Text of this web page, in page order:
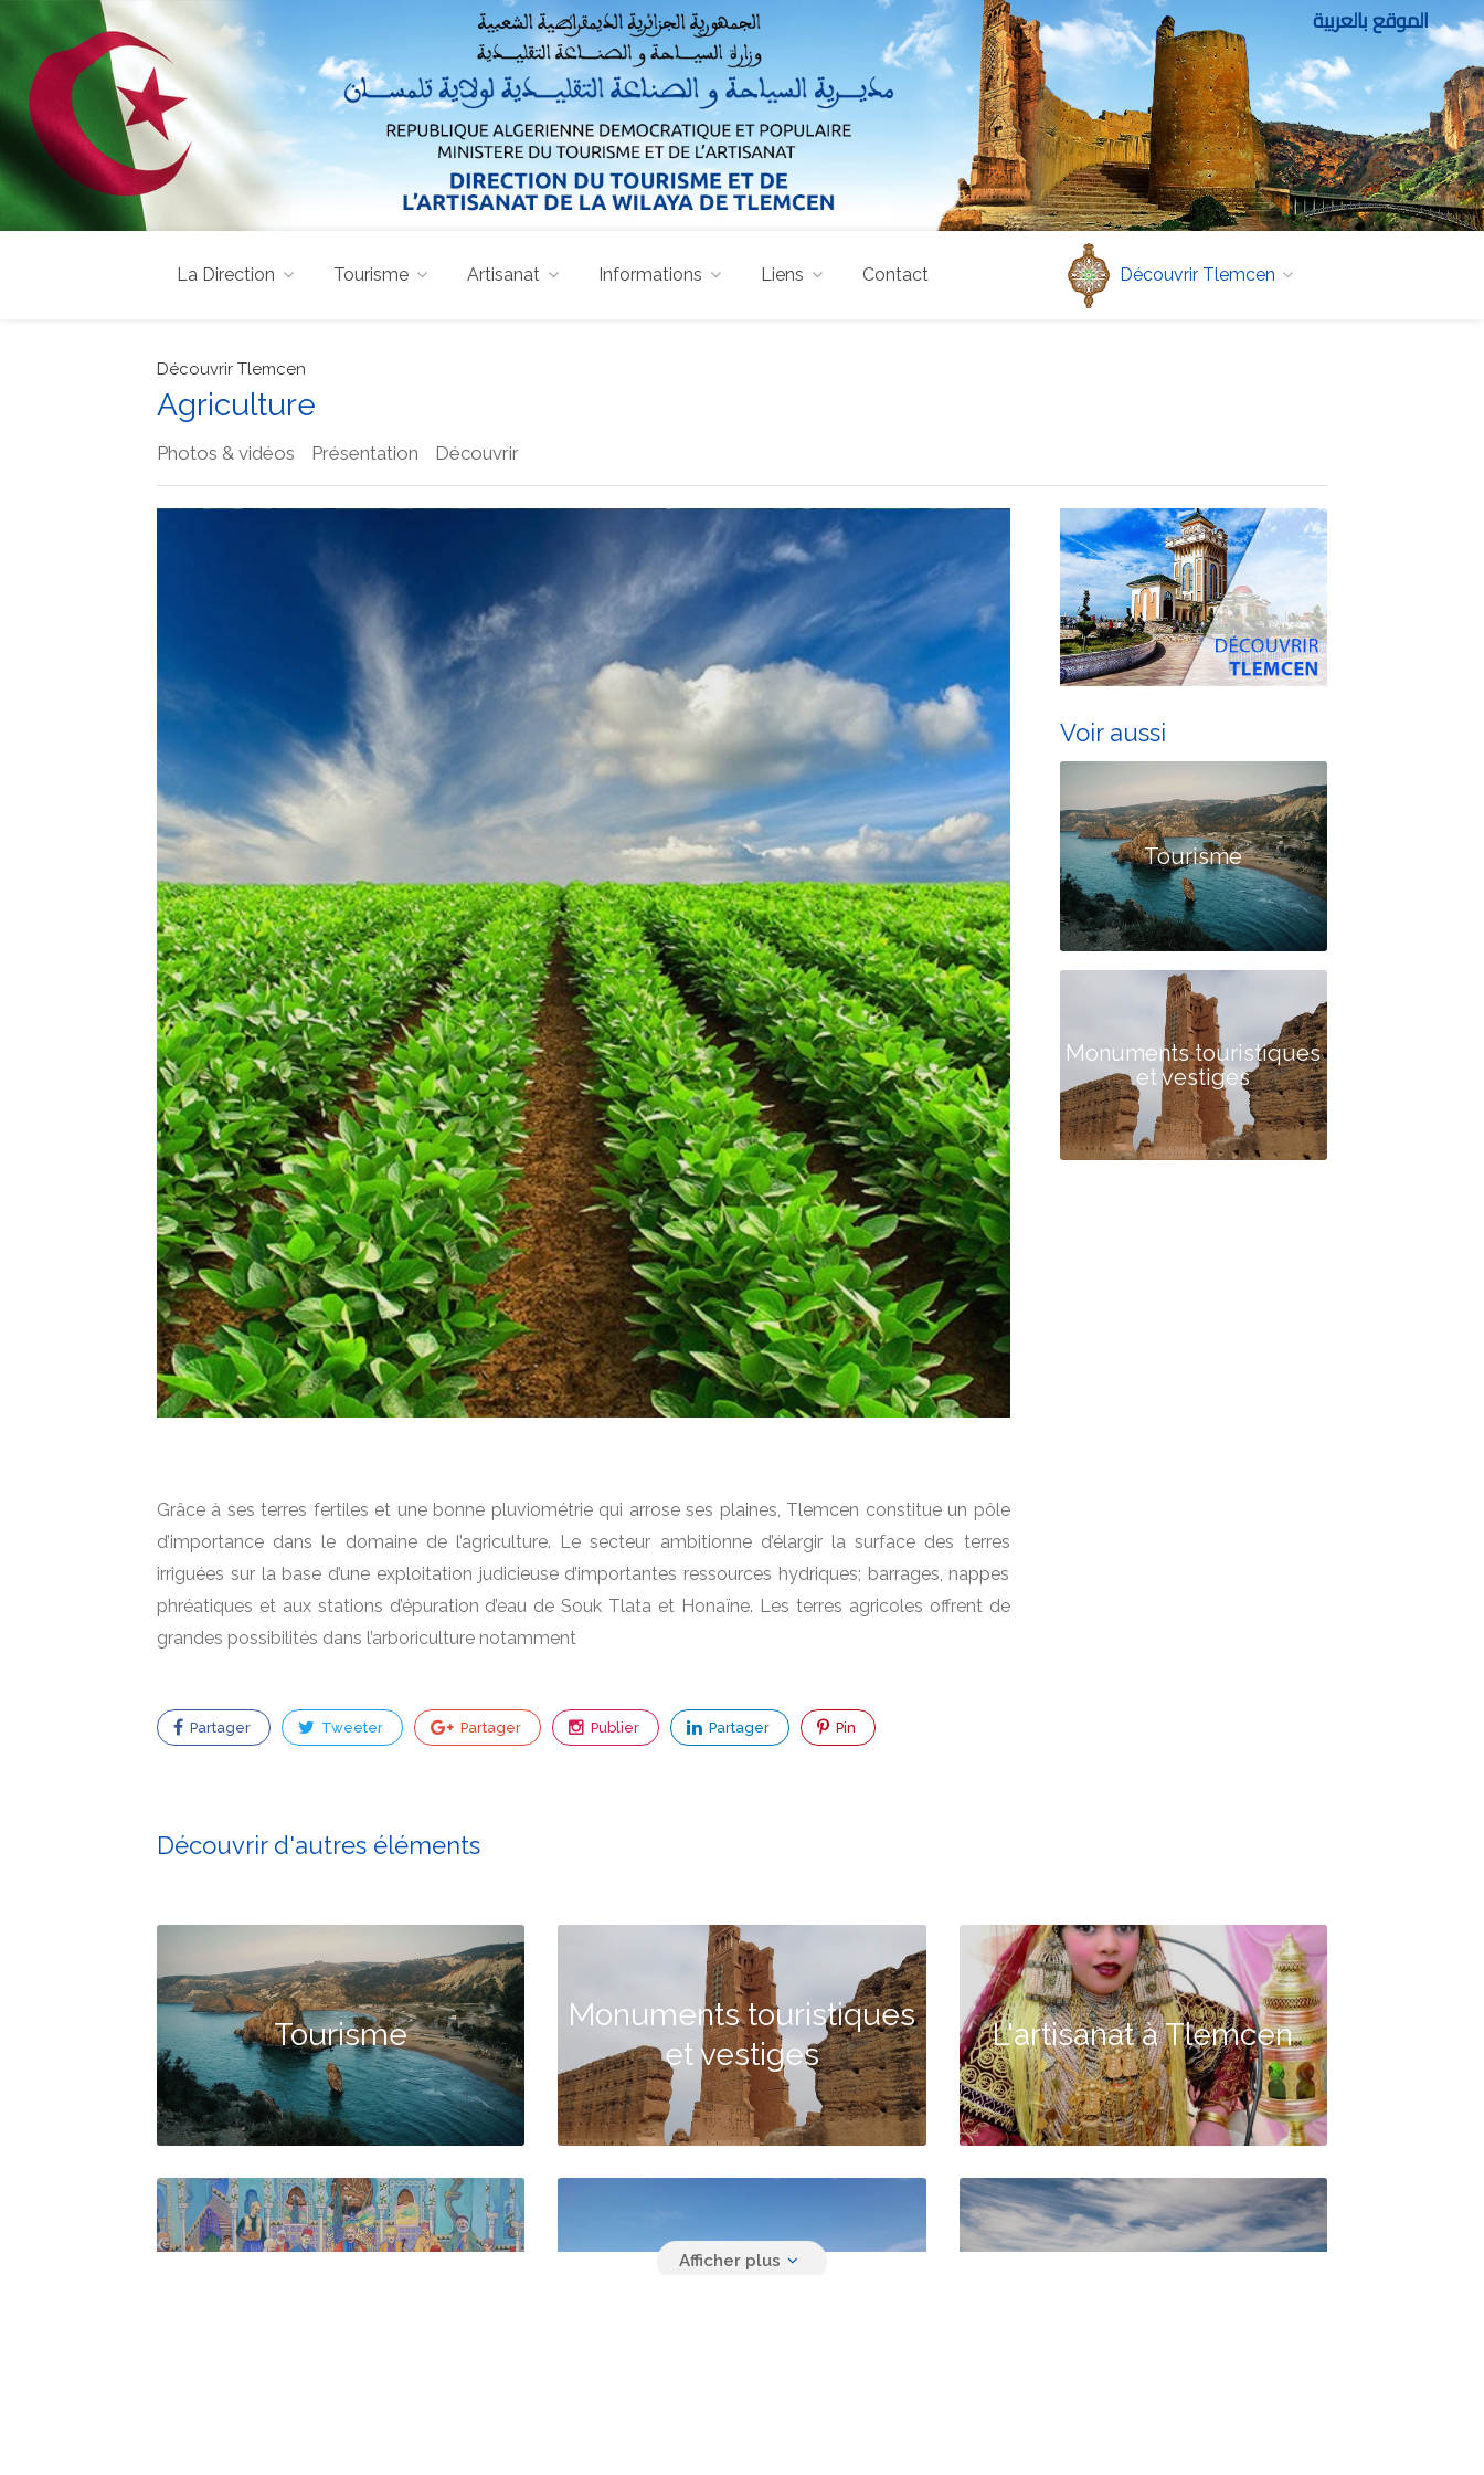
الموقع بالعربية
La Direction Tourisme Artisanat Informations Liens Contact Découvrir Tlemcen
Découvrir Tlemcen
Agriculture
Photos & vidéos Présentation Découvrir
Grâce à ses terres fertiles et une bonne pluviométrie qui arrose ses plaines, Tlemcen constitue un pôle
d’importance dans le domaine de l’agriculture. Le secteur ambitionne d’élargir la surface des terres
irriguées sur la base d’une exploitation judicieuse d’importantes ressources hydriques; barrages, nappes
phréatiques et aux stations d’épuration d’eau de Souk Tlata et Honaïne. Les terres agricoles offrent de
grandes possibilités dans l’arboriculture notamment
Partager Tweeter Partager Publier Partager Pin
Voir aussi
Tourisme
Monuments touristiques
et vestiges
Découvrir d'autres éléments
Tourisme
Monuments touristiques
et vestiges
L'artisanat à Tlemcen